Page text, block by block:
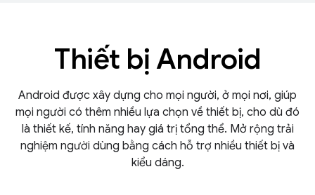
Thiết bị Android
Android được xây dựng cho mọi người, ở mọi nơi, giúp
mọi người có thêm nhiều lựa chọn về thiết bị, cho dù đó
là thiết kế, tính năng hay giá trị tổng thể. Mở rộng trải
nghiệm người dùng bằng cách hỗ trợ nhiều thiết bị và
kiểu dáng.